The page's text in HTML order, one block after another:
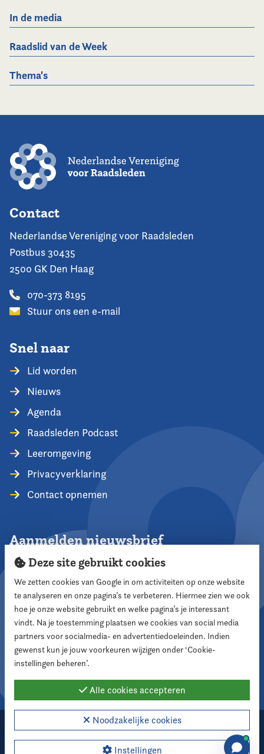
In de media
Raadslid van de Week
Thema's
Contact
Nederlandse Vereniging voor Raadsleden
Postbus 30435
2500 GK Den Haag
070-373 8195
Stuur ons een e-mail
Snel naar
Lid worden
Nieuws
Agenda
Raadsleden Podcast
Leeromgeving
Privacyverklaring
Contact opnemen
Aanmelden nieuwsbrief
Aanmelden
Volg ons
2026 Nederlandse Vereniging voor Raadsleden
Cookie instellingen
Deze site gebruikt cookies
We zetten cookies van Google in om activiteiten op onze website
te analyseren en onze pagina’s te verbeteren. Hiermee zien we ook
hoe je onze website gebruikt en welke pagina’s je interessant
vindt. Na je toestemming plaatsen we cookies van social media
partners voor socialmedia- en advertentiedoeleinden. Indien
gewenst kun je jouw voorkeuren wijzigen onder ‘Cookie-
instellingen beheren’.
Alle cookies accepteren
Noodzakelijke cookies
Instellingen